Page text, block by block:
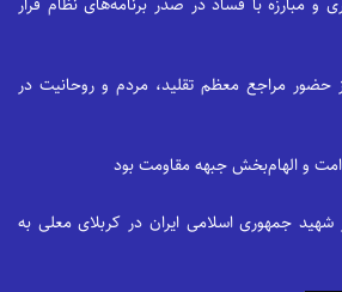
و مبارزه با فساد در صدر برنامه‌های نظام قرار
حضور مراجع معظم تقلید، مردم و روحانیت در
و الهام‌بخش جبهه مقاومت بود
شهید جمهوری اسلامی ایران در کربلای معلی به